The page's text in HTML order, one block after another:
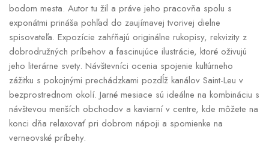
bodom mesta. Autor tu žil a práve jeho pracovňa spolu s
exponátmi prináša pohľad do zaujímavej tvorivej dielne
spisovateľa. Expozície zahŕňajú originálne rukopisy, rekvizity z
dobrodružných príbehov a fascinujúce ilustrácie, ktoré oživujú
jeho literárne svety. Návštevníci ocenia spojenie kultúrneho
zážitku s pokojnými prechádzkami pozdĺž kanálov Saint-Leu v
bezprostrednom okolí. Jarné mesiace sú ideálne na kombináciu s
návštevou menších obchodov a kaviarní v centre, kde môžete na
konci dňa relaxovať pri dobrom nápoji a spomienke na
verneovské príbehy.